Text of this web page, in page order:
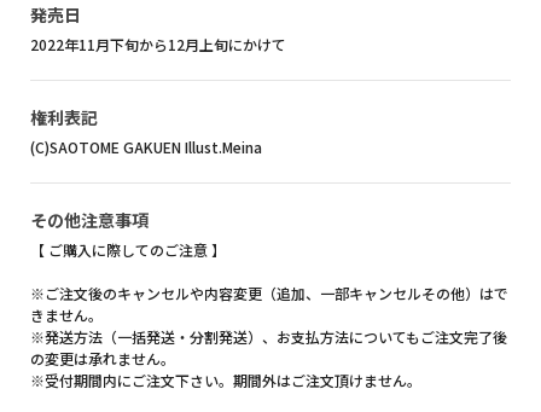
発売日
2022年11月下旬から12月上旬にかけて
権利表記
(C)SAOTOME GAKUEN Illust.Meina
その他注意事項
【 ご購入に際してのご注意 】
※ご注文後のキャンセルや内容変更（追加、一部キャンセルその他）はで
きません。
※発送方法（一括発送・分割発送）、お支払方法についてもご注文完了後
の変更は承れません。
※受付期間内にご注文下さい。期間外はご注文頂けません。